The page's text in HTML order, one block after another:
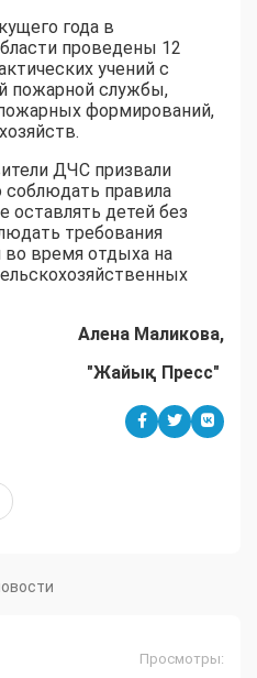
года в
проведены 12
учений с
пожарной службы,
формирований,
ДЧС призвали
соблюдать правила
оставлять детей без
требования
во время отдыха на
Алена Маликова,
"Жайық Пресс"
Просмотры: